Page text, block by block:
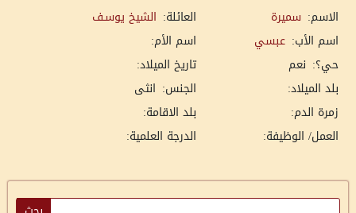
الاسم: سميرة العائلة: الشيخ يوسـف
اسم الأب: عبسي
اسم الأم:
حي؟: نعم
تاريخ الميلاد:
بلد الميلاد:
الجنس: انثى
زمرة الدم:
بلد الاقامة:
العمل/ الوظيفة:
الدرجة العلمية: